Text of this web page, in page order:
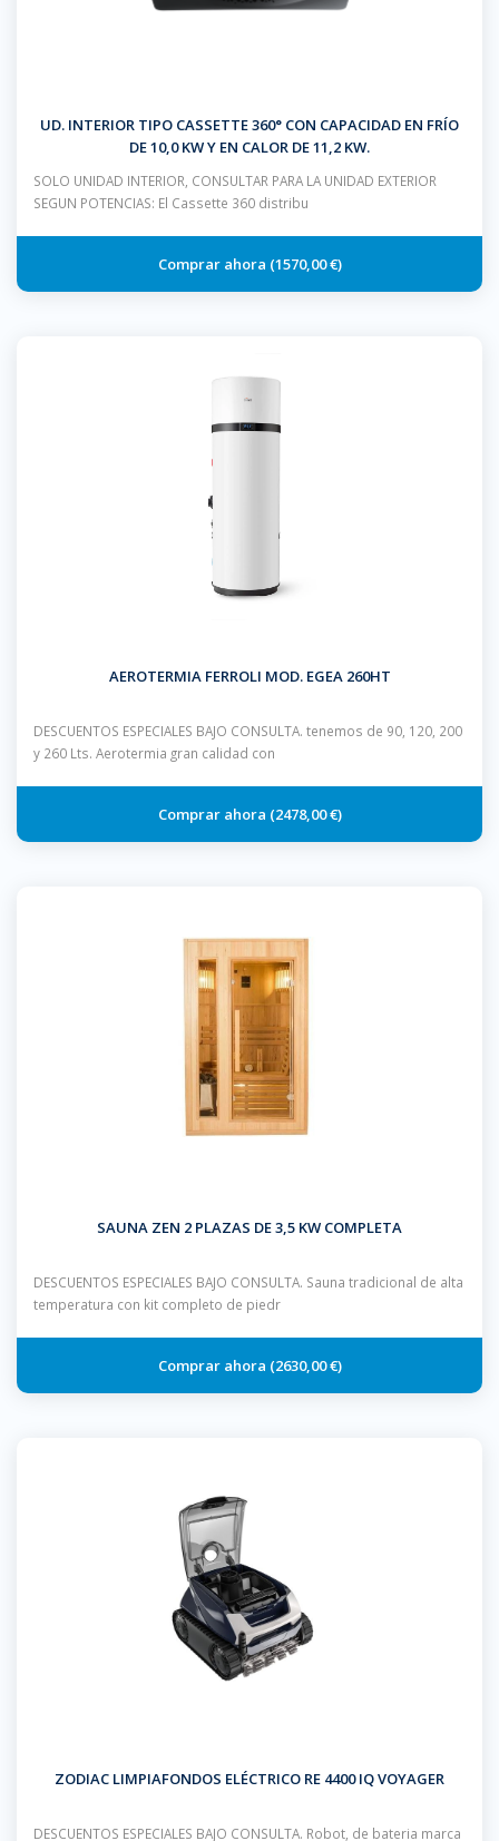
UD. INTERIOR TIPO CASSETTE 360° CON CAPACIDAD EN FRÍO
DE 10,0 KW Y EN CALOR DE 11,2 KW.
SOLO UNIDAD INTERIOR, CONSULTAR PARA LA UNIDAD EXTERIOR
SEGUN POTENCIAS: El Cassette 360 distribu
1570,00 €
AEROTERMIA FERROLI MOD. EGEA 260HT
DESCUENTOS ESPECIALES BAJO CONSULTA. tenemos de 90, 120, 200
y 260 Lts. Aerotermia gran calidad con
2478,00 €
SAUNA ZEN 2 PLAZAS DE 3,5 KW COMPLETA
DESCUENTOS ESPECIALES BAJO CONSULTA. Sauna tradicional de alta
temperatura con kit completo de piedr
2630,00 €
ZODIAC LIMPIAFONDOS ELÉCTRICO RE 4400 IQ VOYAGER
DESCUENTOS ESPECIALES BAJO CONSULTA. Robot, de bateria marca